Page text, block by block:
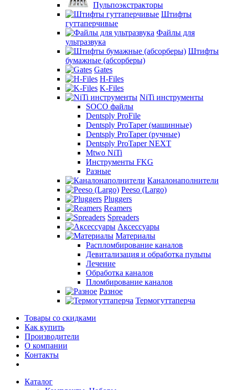
Пульпоэкстракторы
Штифты
гуттаперчивые
Файлы для
ультразвука
Штифты
бумажные (абсорберы)
Gates
H-Files
K-Files
NiTi инструменты
SOCO файлы
Dentsply ProFile
Dentsply ProTaper (машинные)
Dentsply ProTaper (ручные)
Dentsply ProTaper NEXT
Mtwo NiTi
Инструменты FKG
Разные
Каналонаполнители
Peeso (Largo)
Pluggers
Reamers
Spreaders
Аксессуары
Материалы
Распломбирование каналов
Девитализация и обработка пульпы
Лечение
Обработка каналов
Пломбирование каналов
Разное
Термогуттаперча
Товары со скидками
Как купить
Производители
О компании
Контакты
Каталог